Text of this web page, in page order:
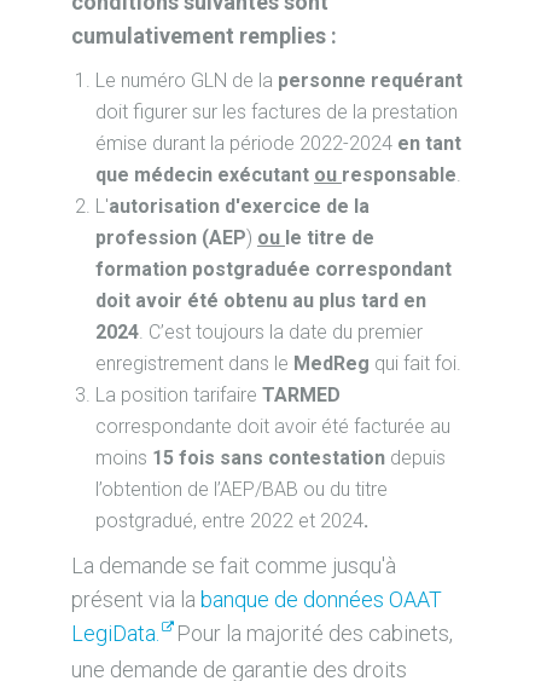
cumulativement remplies :
Le numéro GLN de la personne requérant
doit figurer sur les factures de la prestation
émise durant la période 2022-2024 en tant
que médecin exécutant ou responsable.
L'autorisation d'exercice de la
profession (AEP) ou le titre de
formation postgraduée correspondant
doit avoir été obtenu au plus tard en
2024. C’est toujours la date du premier
enregistrement dans le MedReg qui fait foi.
La position tarifaire TARMED
correspondante doit avoir été facturée au
moins 15 fois sans contestationdepuis
l’obtention de l’AEP/BAB ou du titre
postgradué, entre 2022 et 2024.
La demande se fait comme jusqu'à
présent via la banque de données OAAT
LegiData.
Pour la majorité des cabinets,
une demande de garantie des droits